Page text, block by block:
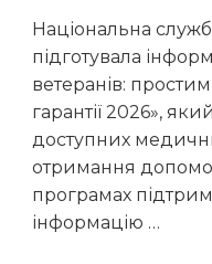
Національна
підготувала
ветеранів:
гарантії 2026»,
доступних
отримання
програмах
інформацію …